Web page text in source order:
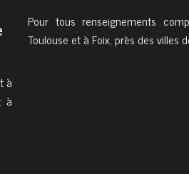
Pour tous renseignements
Toulouse et à Foix, près des villes
à
à